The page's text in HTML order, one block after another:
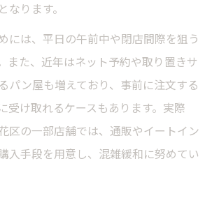
なります。
には、平日の午前中や閉店間際を狙う
また、近年はネット予約や取り置きサ
パン屋も増えており、事前に注文する
受け取れるケースもあります。実際
区の一部店舗では、通販やイートイン
入手段を用意し、混雑緩和に努めてい